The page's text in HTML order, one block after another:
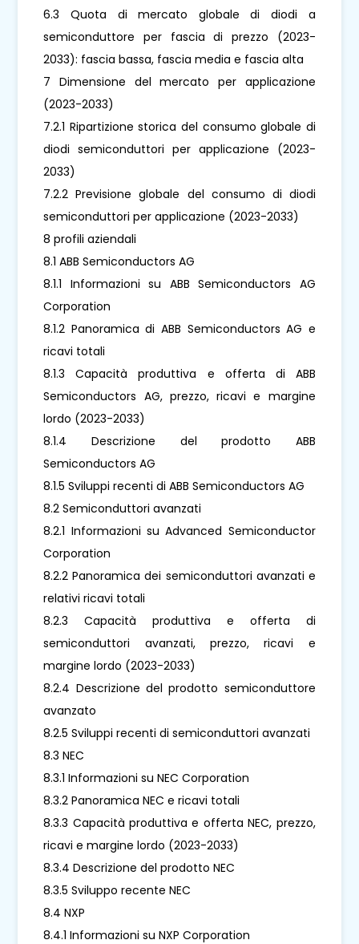
6.3 Quota di mercato globale di diodi a
semiconduttore per fascia di prezzo (2023-
2033): fascia bassa, fascia media e fascia alta
7 Dimensione del mercato per applicazione
(2023-2033)
7.2.1 Ripartizione storica del consumo globale di
diodi semiconduttori per applicazione (2023-
2033)
7.2.2 Previsione globale del consumo di diodi
semiconduttori per applicazione (2023-2033)
8 profili aziendali
8.1 ABB Semiconductors AG
8.1.1 Informazioni su ABB Semiconductors AG
Corporation
8.1.2 Panoramica di ABB Semiconductors AG e
ricavi totali
8.1.3 Capacità produttiva e offerta di ABB
Semiconductors AG, prezzo, ricavi e margine
lordo (2023-2033)
8.1.4 Descrizione del prodotto ABB
Semiconductors AG
8.1.5 Sviluppi recenti di ABB Semiconductors AG
8.2 Semiconduttori avanzati
8.2.1 Informazioni su Advanced Semiconductor
Corporation
8.2.2 Panoramica dei semiconduttori avanzati e
relativi ricavi totali
8.2.3 Capacità produttiva e offerta di
semiconduttori avanzati, prezzo, ricavi e
margine lordo (2023-2033)
8.2.4 Descrizione del prodotto semiconduttore
avanzato
8.2.5 Sviluppi recenti di semiconduttori avanzati
8.3 NEC
8.3.1 Informazioni su NEC Corporation
8.3.2 Panoramica NEC e ricavi totali
8.3.3 Capacità produttiva e offerta NEC, prezzo,
ricavi e margine lordo (2023-2033)
8.3.4 Descrizione del prodotto NEC
8.3.5 Sviluppo recente NEC
8.4 NXP
8.4.1 Informazioni su NXP Corporation